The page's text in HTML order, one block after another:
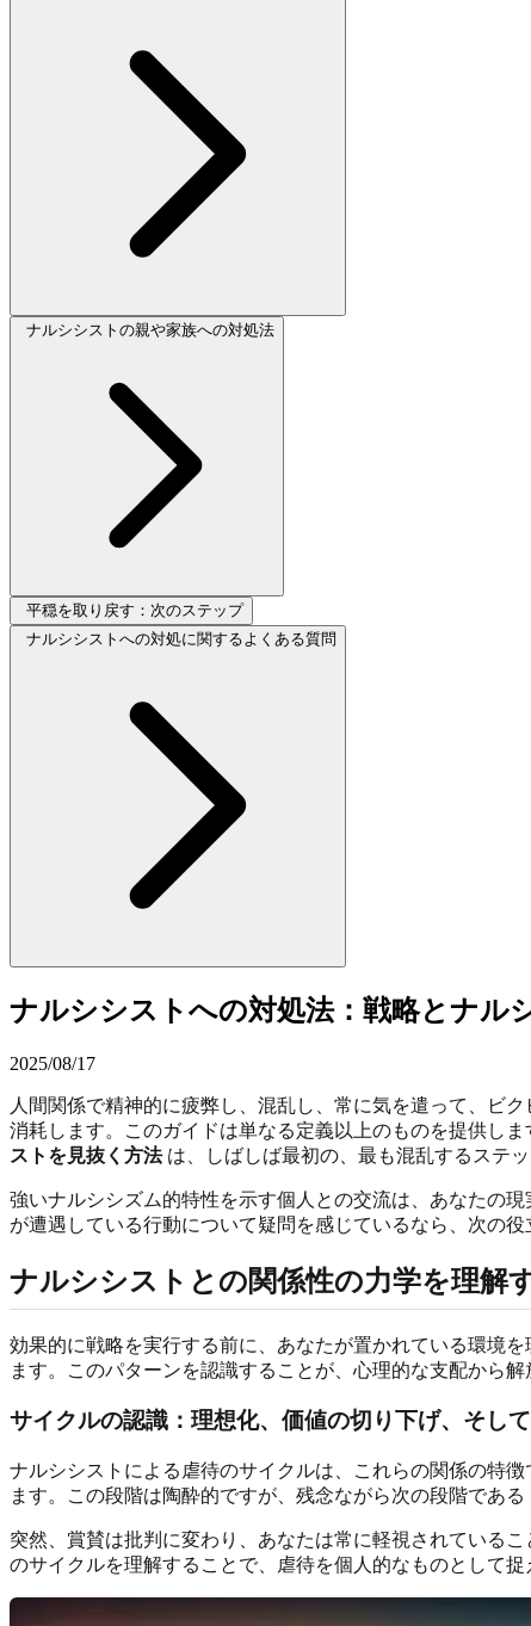
ナルシシストの親や家族への対処法
平穏を取り戻す：次のステップ
ナルシシストへの対処に関するよくある質問
ナルシシストへの対処法：戦略とナル
2025/08/17
人間関係で精神的に疲弊し、混乱し、常に気を遣って、ビ
消耗します。このガイドは単なる定義以上のものを提供し
ストを見抜く方法は、しばしば最初の、最も混乱するステ
強いナルシシズム的特性を示す個人との交流は、あなたの
が遭遇している行動について疑問を感じているなら、次の
ナルシシストとの関係性の力学を理解
効果的に戦略を実行する前に、あなたが置かれている環境を
ます。このパターンを認識することが、心理的な支配から
サイクルの認識：理想化、価値の切り下げ、そし
ナルシシストによる虐待のサイクルは、これらの関係の特徴
ます。この段階は陶酔的ですが、残念ながら次の段階である
突然、賞賛は批判に変わり、あなたは常に軽視されている
のサイクルを理解することで、虐待を個人的なものとして